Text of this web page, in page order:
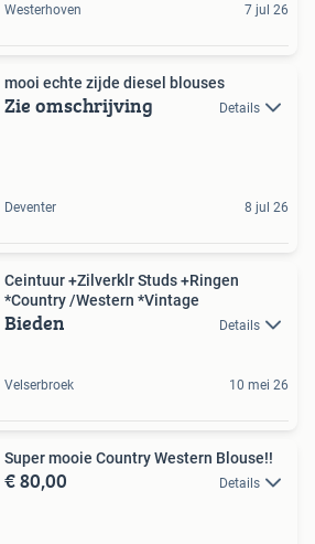
Westerhoven 7 jul 26
mooi echte zijde diesel blouses
Zie omschrijving Details
Deventer 8 jul 26
Ceintuur +Zilverklr Studs +Ringen
*Country /Western *Vintage
Bieden Details
Velserbroek 10 mei 26
Super mooie Country Western Blouse!!
€ 80,00 Details